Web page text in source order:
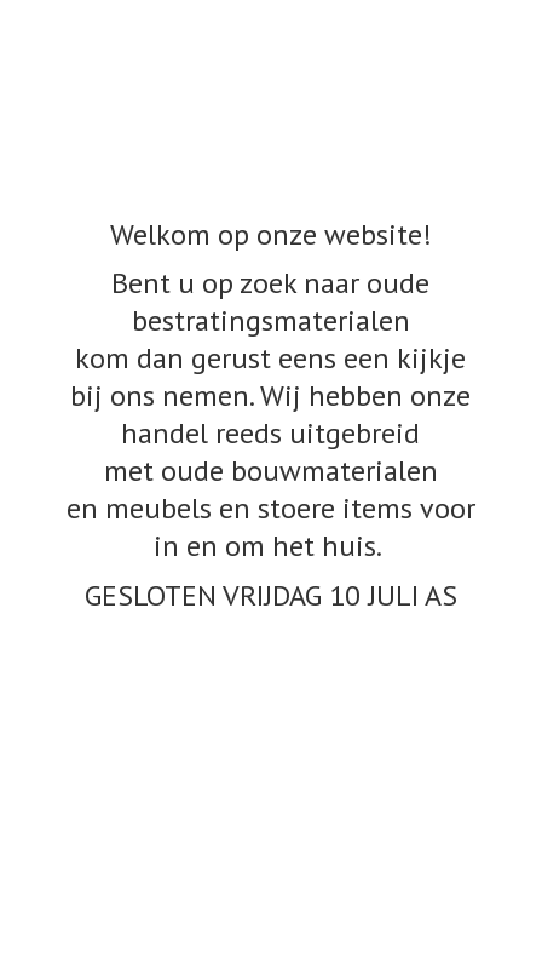
Welkom op onze website!
Bent u op zoek naar oude
bestratingsmaterialen
kom dan gerust eens een kijkje
bij ons nemen. Wij hebben onze
handel reeds uitgebreid
met oude bouwmaterialen
en meubels en stoere items voor
in en om het huis.
GESLOTEN VRIJDAG 10JULI AS